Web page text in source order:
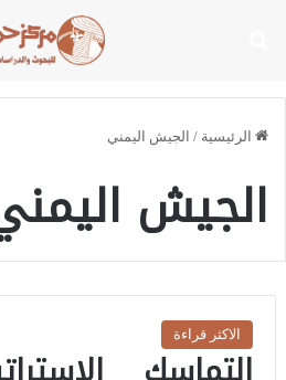
الرئيسية / الجيش اليمني
الجيش
الاكثر قراءة